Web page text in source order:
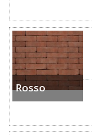
Rosso